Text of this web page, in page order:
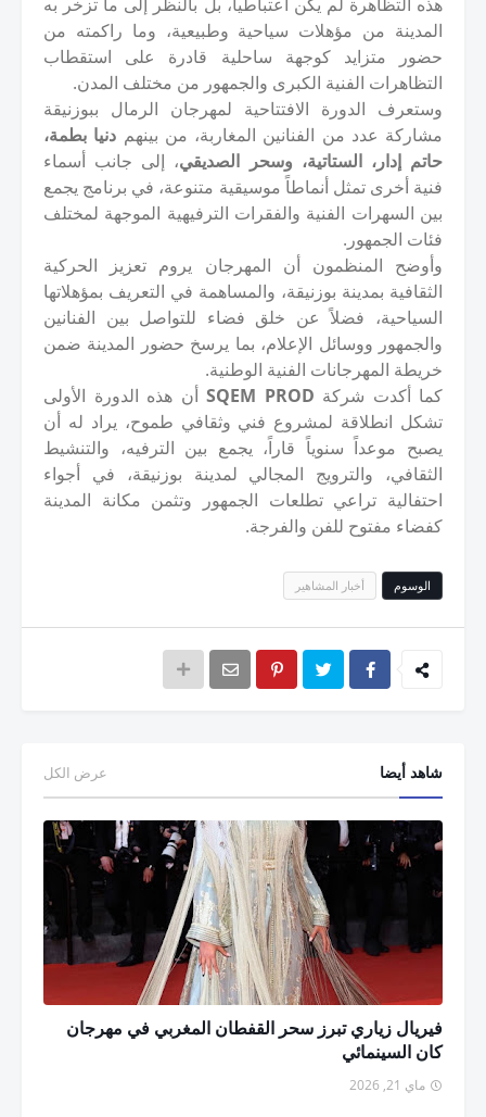
المدينة من مؤهلات سياحية وطبيعية، وما راكمته من
حضور متزايد كوجهة ساحلية قادرة على استقطاب
التظاهرات الفنية الكبرى والجمهور من مختلف المدن.
وستعرف الدورة الافتتاحية لمهرجان الرمال ببوزنيقة
مشاركة عدد من الفنانين المغاربة، من بينهم دنيا بطمة،
حاتم إدار، الستاتية، وسحر الصديقي، إلى جانب أسماء
فنية أخرى تمثل أنماطاً موسيقية متنوعة، في برنامج يجمع
بين السهرات الفنية والفقرات الترفيهية الموجهة لمختلف
فئات الجمهور.
وأوضح المنظمون أن المهرجان يروم تعزيز الحركية
الثقافية بمدينة بوزنيقة، والمساهمة في التعريف بمؤهلاتها
السياحية، فضلاً عن خلق فضاء للتواصل بين الفنانين
والجمهور ووسائل الإعلام، بما يرسخ حضور المدينة ضمن
خريطة المهرجانات الفنية الوطنية.
كما أكدت شركة SQEM PROD أن هذه الدورة الأولى
تشكل انطلاقة لمشروع فني وثقافي طموح، يراد له أن
يصبح موعداً سنوياً قاراً، يجمع بين الترفيه، والتنشيط
الثقافي، والترويج المجالي لمدينة بوزنيقة، في أجواء
احتفالية تراعي تطلعات الجمهور وتثمن مكانة المدينة
كفضاء مفتوح للفن والفرجة.
الوسوم أخبار المشاهير
شاهد أيضا عرض الكل
فيريال زياري تبرز سحر القفطان المغربي في مهرجان
كان السينمائي
ماي 21, 2026